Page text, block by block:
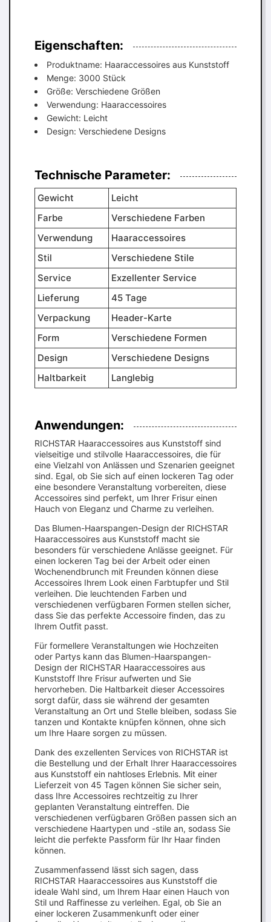
Eigenschaften:
Produktname: Haaraccessoires aus Kunststoff
Menge: 3000 Stück
Größe: Verschiedene Größen
Verwendung: Haaraccessoires
Gewicht: Leicht
Design: Verschiedene Designs
Technische Parameter:
Gewicht
Leicht
Farbe
Verschiedene Farben
Verwendung
Haaraccessoires
Stil
Verschiedene Stile
Service
Exzellenter Service
Lieferung
45 Tage
Verpackung
Header-Karte
Form
Verschiedene Formen
Design
Verschiedene Designs
Haltbarkeit
Langlebig
Anwendungen:
RICHSTAR Haaraccessoires aus Kunststoff sind
vielseitige und stilvolle Haaraccessoires, die für
eine Vielzahl von Anlässen und Szenarien geeignet
sind. Egal, ob Sie sich auf einen lockeren Tag oder
eine besondere Veranstaltung vorbereiten, diese
Accessoires sind perfekt, um Ihrer Frisur einen
Hauch von Eleganz und Charme zu verleihen.
Das Blumen-Haarspangen-Design der RICHSTAR
Haaraccessoires aus Kunststoff macht sie
besonders für verschiedene Anlässe geeignet. Für
einen lockeren Tag bei der Arbeit oder einen
Wochenendbrunch mit Freunden können diese
Accessoires Ihrem Look einen Farbtupfer und Stil
verleihen. Die leuchtenden Farben und
verschiedenen verfügbaren Formen stellen sicher,
dass Sie das perfekte Accessoire finden, das zu
Ihrem Outfit passt.
Für formellere Veranstaltungen wie Hochzeiten
oder Partys kann das Blumen-Haarspangen-
Design der RICHSTAR Haaraccessoires aus
Kunststoff Ihre Frisur aufwerten und Sie
hervorheben. Die Haltbarkeit dieser Accessoires
sorgt dafür, dass sie während der gesamten
Veranstaltung an Ort und Stelle bleiben, sodass Sie
tanzen und Kontakte knüpfen können, ohne sich
um Ihre Haare sorgen zu müssen.
Dank des exzellenten Services von RICHSTAR ist
die Bestellung und der Erhalt Ihrer Haaraccessoires
aus Kunststoff ein nahtloses Erlebnis. Mit einer
Lieferzeit von 45 Tagen können Sie sicher sein,
dass Ihre Accessoires rechtzeitig zu Ihrer
geplanten Veranstaltung eintreffen. Die
verschiedenen verfügbaren Größen passen sich an
verschiedene Haartypen und -stile an, sodass Sie
leicht die perfekte Passform für Ihr Haar finden
können.
Zusammenfassend lässt sich sagen, dass
RICHSTAR Haaraccessoires aus Kunststoff die
ideale Wahl sind, um Ihrem Haar einen Hauch von
Stil und Raffinesse zu verleihen. Egal, ob Sie an
einer lockeren Zusammenkunft oder einer